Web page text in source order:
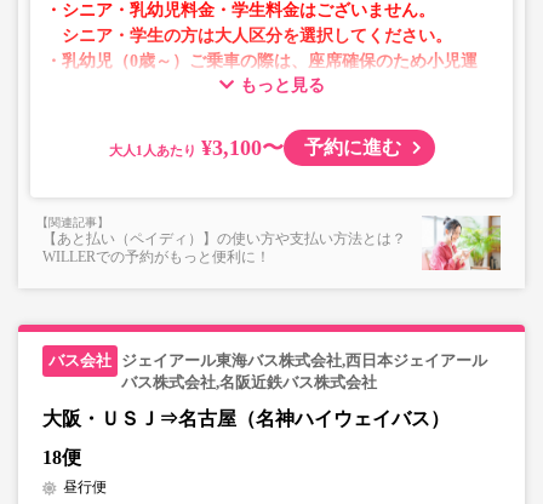
・シニア・乳幼児料金・学生料金はございません。
シニア・学生の方は大人区分を選択してください。
・乳幼児（0歳～）ご乗車の際は、座席確保のため小児運
賃での乗車券が必要です。
・AM1時～5時の間はシステムメンテナンスの為ご予約が
・在庫の状況はリアルタイムの表示ではございません。
※売り切れの場合でも残数が表示される場合がありま
す。
・一部取り扱いのない停留所がある場合がございます。
・充電設備は車両により異なり、USBタイプまたはコンセ
ントタイプでのご用意となります。
・増便や車両整備等の都合により、予告なく車両・シート
仕様が変更となる場合がございます。あらかじめご了承く
もっと見る
大人 ¥3,100〜 予約に進む
【あと払い（ペイディ）】の使い方や支払い方法とは？
WILLERでの予約がもっと便利に！
ジェイアール東海バス株式会社,西日本ジェイアール
バス株式会社,名阪近鉄バス株式会社
大阪・ＵＳＪ⇒名古屋（名神ハイウェイバス）
18便
昼行便